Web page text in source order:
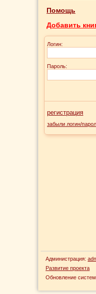
Помощь
Добавить
Логин:
Пароль:
регистрация
забыли логин/
Администрация:
Развитие проекта
Обновление